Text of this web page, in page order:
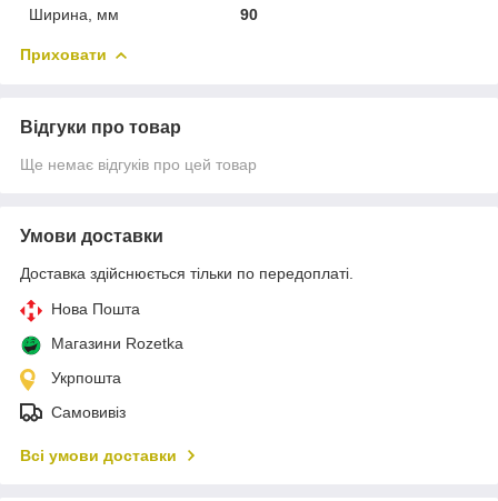
Ширина, мм 90
Приховати
Відгуки про товар
Ще немає відгуків про цей товар
Умови доставки
Доставка здійснюється тільки по передоплаті.
Нова Пошта
Магазини Rozetka
Укрпошта
Самовивіз
Всі умови доставки